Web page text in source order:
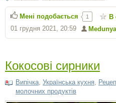
Medunya
01 грудня 2021, 20:59
Мені подобається 1 В
Кокосові сирники
Випічка Українська кухня
молочних продуктів